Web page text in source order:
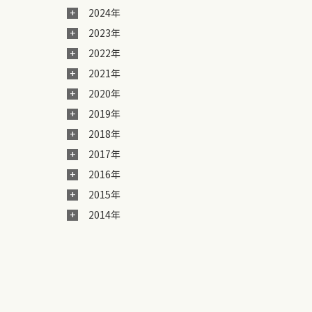
2024年
2023年
2022年
2021年
2020年
2019年
2018年
2017年
2016年
2015年
2014年